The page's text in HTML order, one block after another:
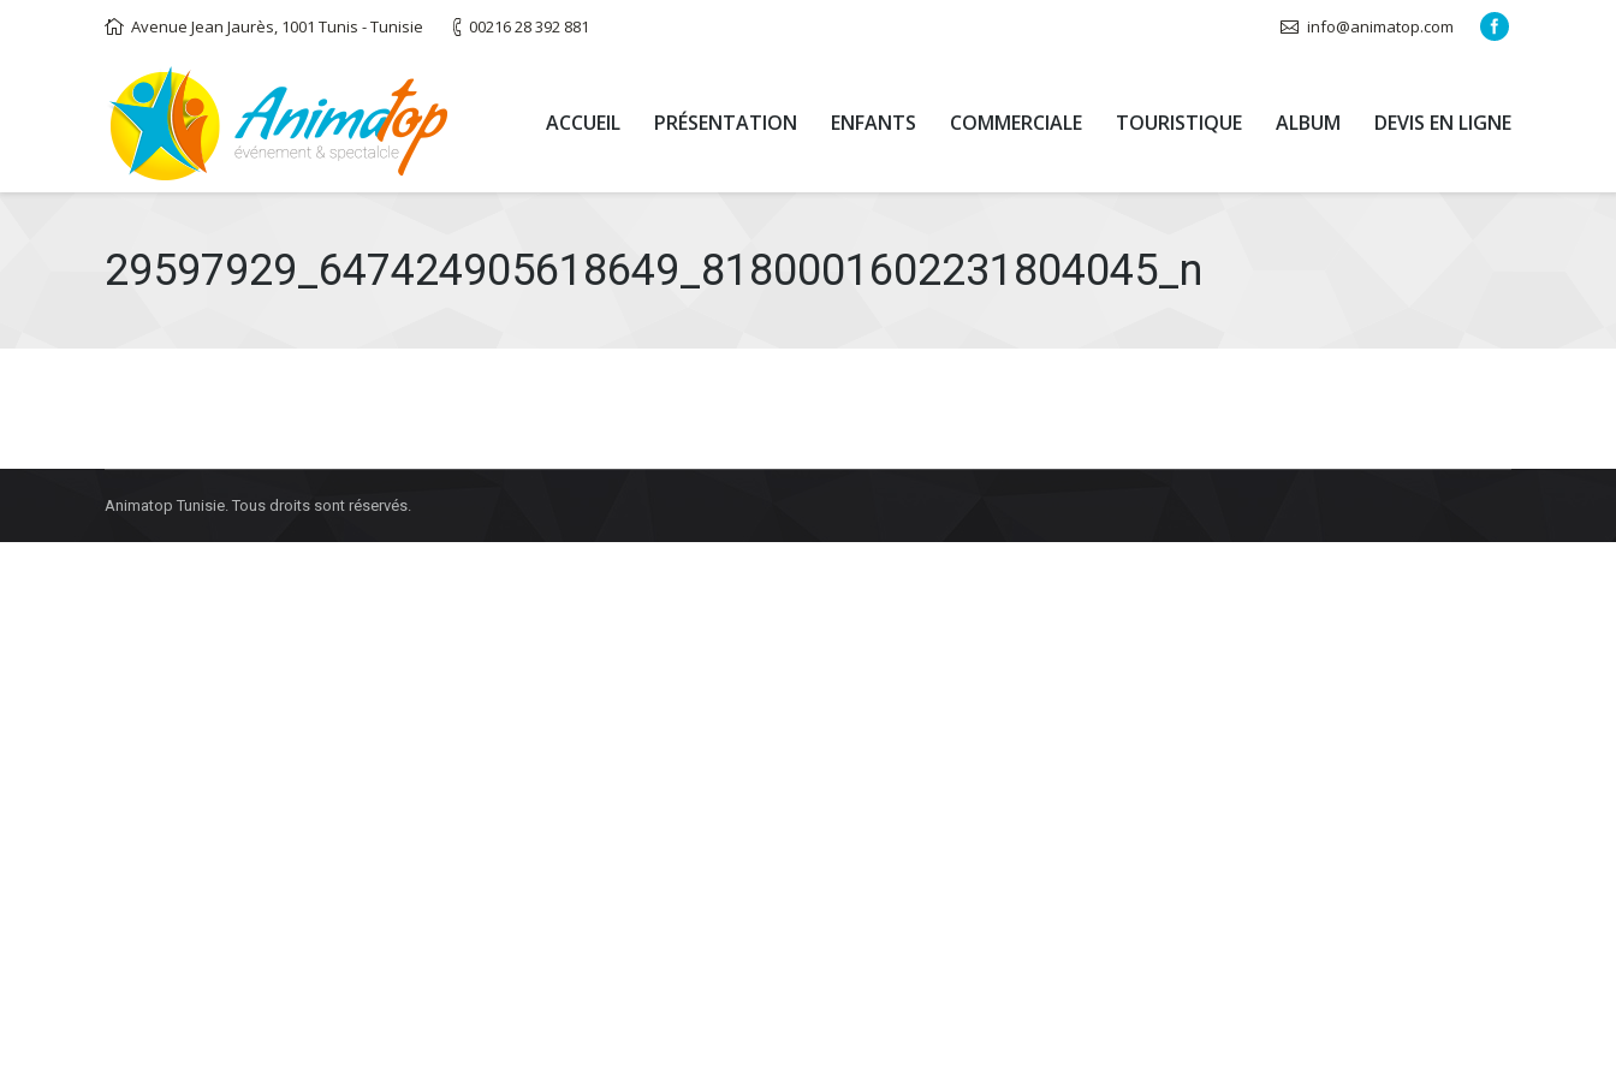
Avenue Jean Jaurès, 1001 Tunis - Tunisie 00216 28 392 881 info@animatop.com
ACCUEIL PRÉSENTATION ENFANTS COMMERCIALE TOURISTIQUE ALBUM DEVIS EN LIGNE
29597929_647424905618649_8180001602231804045_n
Animatop Tunisie. Tous droits sont réservés.